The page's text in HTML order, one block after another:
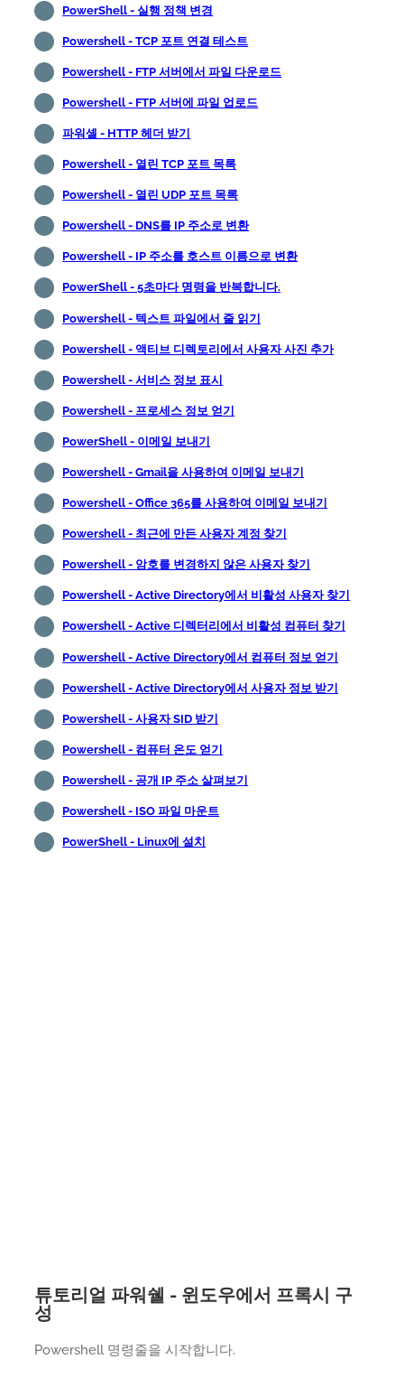
PowerShell - 실행 정책 변경
Powershell - TCP 포트 연결 테스트
Powershell - FTP 서버에서 파일 다운로드
Powershell - FTP 서버에 파일 업로드
파워셸 - HTTP 헤더 받기
Powershell - 열린 TCP 포트 목록
Powershell - 열린 UDP 포트 목록
Powershell - DNS를 IP 주소로 변환
Powershell - IP 주소를 호스트 이름으로 변환
PowerShell - 5초마다 명령을 반복합니다.
Powershell - 텍스트 파일에서 줄 읽기
Powershell - 액티브 디렉토리에서 사용자 사진 추가
Powershell - 서비스 정보 표시
Powershell - 프로세스 정보 얻기
PowerShell - 이메일 보내기
Powershell - Gmail을 사용하여 이메일 보내기
Powershell - Office 365를 사용하여 이메일 보내기
Powershell - 최근에 만든 사용자 계정 찾기
Powershell - 암호를 변경하지 않은 사용자 찾기
Powershell - Active Directory에서 비활성 사용자 찾기
Powershell - Active 디렉터리에서 비활성 컴퓨터 찾기
Powershell - Active Directory에서 컴퓨터 정보 얻기
Powershell - Active Directory에서 사용자 정보 받기
Powershell - 사용자 SID 받기
Powershell - 컴퓨터 온도 얻기
Powershell - 공개 IP 주소 살펴보기
Powershell - ISO 파일 마운트
PowerShell - Linux에 설치
튜토리얼 파워쉘 - 윈도우에서 프록시 구
성
Powershell 명령줄을 시작합니다.